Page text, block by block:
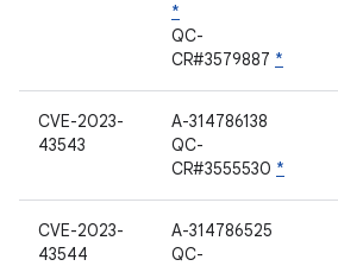
*
QC-
CR#3579887 *
CVE-2023-
43543
A-314786138
QC-
CR#3555530 *
CVE-2023-
43544
A-314786525
QC-